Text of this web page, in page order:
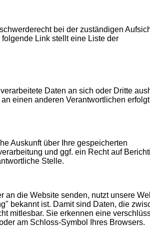
bei der zuständigen
Link stellt eine Liste der
Daten an sich oder Dritte
einen anderen Verantwortlichen
Auskunft über Ihre gespeicherten
und ggf. ein Recht auf
Stelle.
an die Website senden, nutzt unsere
bekannt ist. Damit sind Daten, die
mitlesbar. Sie erkennen eine
am Schloss-Symbol Ihres Browsers.